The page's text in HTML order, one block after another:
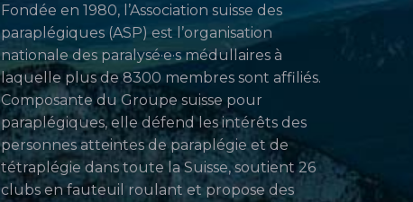
Fondée en 1980, l’Association suisse des
paraplégiques (ASP) est l’organisation
nationale des paralysé·e·s médullaires à
laquelle plus de 8300 membres sont affiliés.
Composante du Groupe suisse pour
paraplégiques, elle défend les intérêts des
personnes atteintes de paraplégie et de
tétraplégie dans toute la Suisse, soutient 26
clubs en fauteuil roulant et propose des